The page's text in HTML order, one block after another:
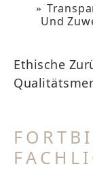
Und
Ethische